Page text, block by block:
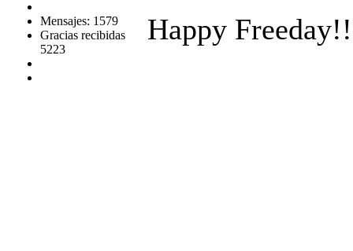
Mensajes: 1579
Gracias recibidas
5223
Happy